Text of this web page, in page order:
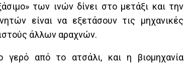
των ινών δίνει στο μετάξι και την
είναι να εξετάσουν τις μηχανικές
άλλων αραχνών.
γερό από το ατσάλι, και η βιομηχανία